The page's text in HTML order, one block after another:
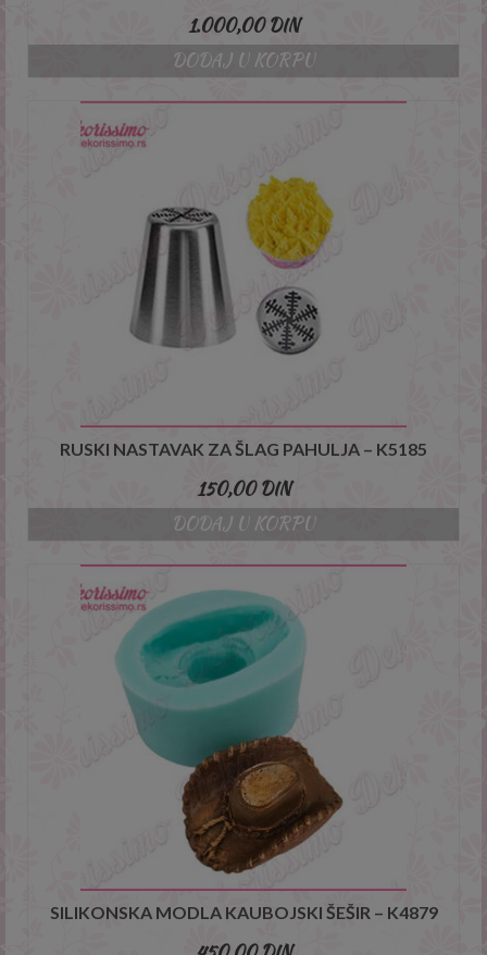
1.000,00DIN
DODAJ U KORPU
RUSKI NASTAVAK ZA ŠLAG PAHULJA – K5185
150,00DIN
DODAJ U KORPU
SILIKONSKA MODLA KAUBOJSKI ŠEŠIR – K4879